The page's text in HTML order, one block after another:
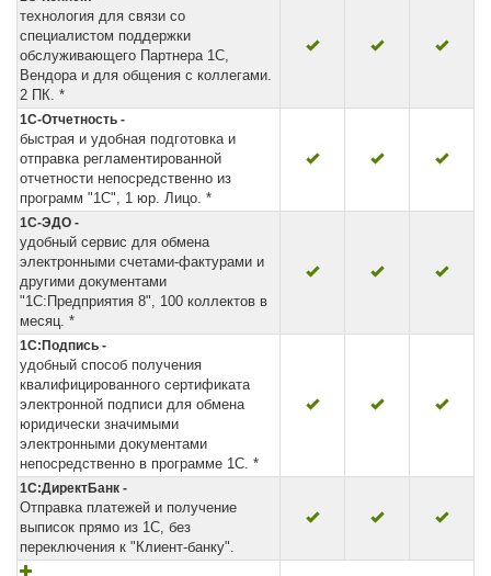
технология для связи со
специалистом поддержки
обслуживающего Партнера 1С,
Вендора и для общения с коллегами.
2 ПК. *
1С-Отчетность -
быстрая и удобная подготовка и
отправка регламентированной
отчетности непосредственно из
программ "1С", 1 юр. Лицо. *
1С-ЭДО -
удобный сервис для обмена
электронными счетами-фактурами и
другими документами
"1С:Предприятия 8", 100 коллектов в
месяц. *
1С:Подпись -
удобный способ получения
квалифицированного сертификата
электронной подписи для обмена
юридически значимыми
электронными документами
непосредственно в программе 1С. *
1С:ДиректБанк -
Отправка платежей и получение
выписок прямо из 1С, без
переключения к "Клиент-банку".